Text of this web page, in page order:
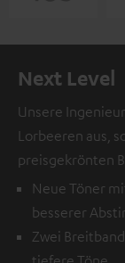
Next Level
Unsere
Lorbeeren aus,
preisgekrönten
Neue Töner
besserer
Zwei